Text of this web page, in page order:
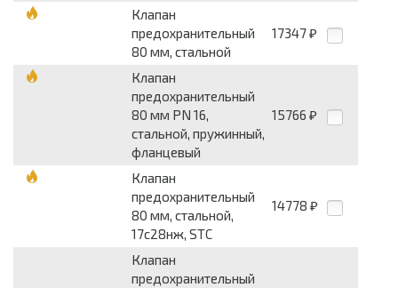
Клапан
предохранительный
80 мм, стальной
17347 ₽
Клапан
предохранительный
80 мм PN 16,
стальной, пружинный,
фланцевый
15766 ₽
Клапан
предохранительный
80 мм, стальной,
17с28нж, STC
14778 ₽
Клапан
предохранительный